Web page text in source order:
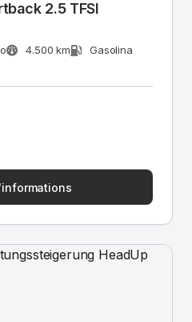
2.5 TFSI
4.500 km
Gasolina